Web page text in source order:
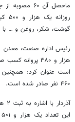
ماحصل آن ۶۰
گوشت، شکر، روغن و … با
رئیس اداره صنعت، معدن و
۴۶۰ نفر صادر شده است.
آذردار